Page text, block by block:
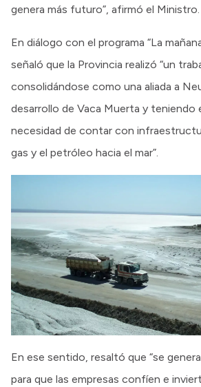
genera más futuro”, afirmó el Ministro.
En diálogo con el programa “La
señaló que la Provincia realizó “un
consolidándose como una aliada a
desarrollo de Vaca Muerta y teniendo
necesidad de contar con
gas y el petróleo hacia el mar”.
En ese sentido, resaltó que “se
para que las empresas confíen e